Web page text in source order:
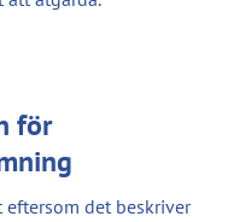
för
eftersom det beskriver